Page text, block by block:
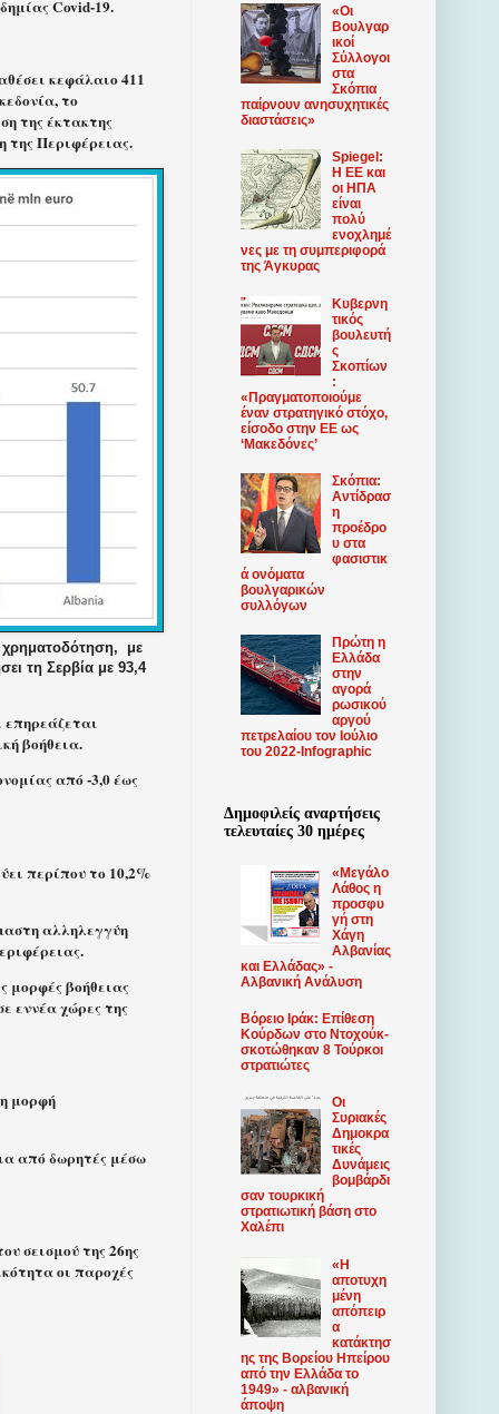
Covid-19.
κεφάλαιο 411
το
της έκτακτης
της Περιφέρειας.
με
τη Σερβία με 93,4
επηρεάζεται
βοήθεια.
από -3,0 έως
περίπου το 10,2%
αλληλεγγύη
μορφές βοήθειας
εννέα χώρες της
μορφή
από δωρητές μέσω
σεισμού της 26ης
οι παροχές
«Οι
Βουλγαρ
ικοί
Σύλλογοι
στα
Σκόπια
παίρνουν ανησυχητικές
διαστάσεις»
Spiegel:
Η ΕΕ και
οι ΗΠΑ
είναι
πολύ
ενοχλημέ
νες με τη συμπεριφορά
της Άγκυρας
Κυβερνη
τικός
βουλευτή
ς
Σκοπίων
:
«Πραγματοποιούμε
έναν στρατηγικό στόχο,
είσοδο στην ΕΕ ως
‘Μακεδόνες’
Σκόπια:
Αντίδρασ
η
προέδρο
υ στα
φασιστικ
ά ονόματα
βουλγαρικών
συλλόγων
Πρώτη η
Ελλάδα
στην
αγορά
ρωσικού
αργού
πετρελαίου τον Ιούλιο
του 2022-Infographic
Δημοφιλείς αναρτήσεις
τελευταίες 30 ημέρες
«Μεγάλο
Λάθος η
προσφυ
γή στη
Χάγη
Αλβανίας
και Ελλάδας» -
Αλβανική Ανάλυση
Βόρειο Ιράκ: Επίθεση
Κούρδων στο Ντοχούκ-
σκοτώθηκαν 8 Τούρκοι
στρατιώτες
Οι
Συριακές
Δημοκρα
τικές
Δυνάμεις
βομβάρδι
σαν τουρκική
στρατιωτική βάση στο
Χαλέπι
«Η
αποτυχη
μένη
απόπειρ
α
κατάκτησ
ης της Βορείου Ηπείρου
από την Ελλάδα το
1949» - αλβανική
άποψη